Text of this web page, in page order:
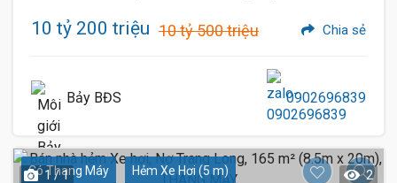
10 tỷ 200 triệu 10 tỷ 500 triệu Chia sẻ
Bảy BĐS 0902696839
Có Thang Máy Hẻm Xe Hơi (5 m)
1 / 1 2